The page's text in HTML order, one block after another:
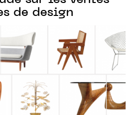
de design